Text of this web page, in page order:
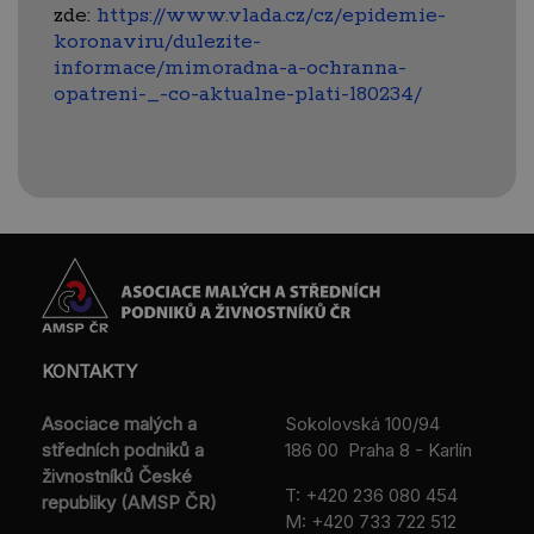
zde: https://www.vlada.cz/cz/epidemie-
koronaviru/dulezite-
informace/mimoradna-a-ochranna-
opatreni-_-co-aktualne-plati-180234/
KONTAKTY
Asociace malých a
středních podniků a
živnostníků České
republiky (AMSP ČR)
Sokolovská 100/94
186 00 Praha 8 - Karlín
T: +420 236 080 454
M: +420 733 722 512